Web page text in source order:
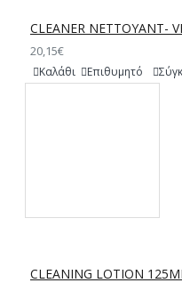
CLEANER NETTOYANT-
20,15€
Καλάθι Επιθυμητό
CLEANING LOTION